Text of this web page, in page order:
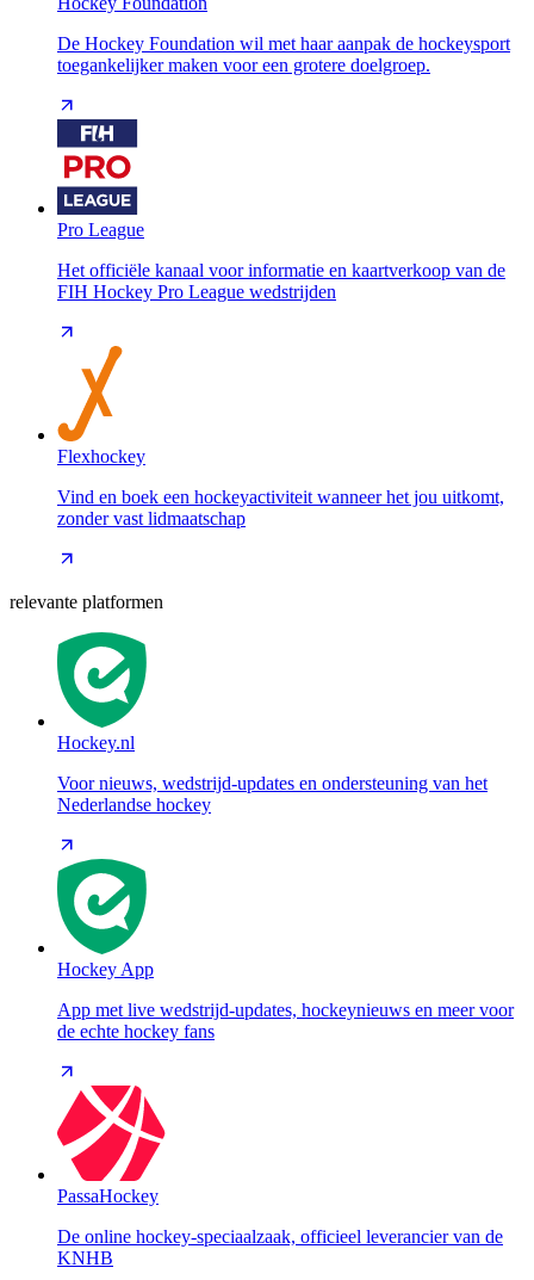
De Hockey Foundation wil met haar aanpak de hockeysport
toegankelijker maken voor een grotere doelgroep.
Pro League
Het officiële kanaal voor informatie en kaartverkoop van de
FIH Hockey Pro League wedstrijden
Flexhockey
Vind en boek een hockeyactiviteit wanneer het jou uitkomt,
zonder vast lidmaatschap
relevante platformen
Hockey.nl
Voor nieuws, wedstrijd-updates en ondersteuning van het
Nederlandse hockey
Hockey App
App met live wedstrijd-updates, hockeynieuws en meer voor
de echte hockey fans
PassaHockey
De online hockey-speciaalzaak, officieel leverancier van de
KNHB